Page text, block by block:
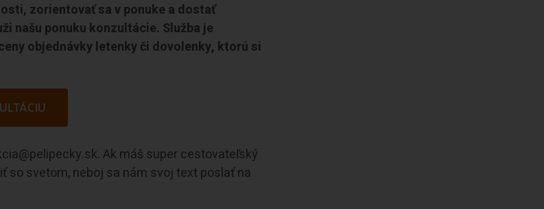
zorientovať sa v ponuke a dostať
našu ponuku konzultácie. Služba je
objednávky letenky či dovolenky, ktorú si
Ak máš super cestovateľský
so svetom, neboj sa nám svoj text poslať na